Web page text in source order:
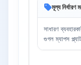
মূল্য নির্ধারণ
সাধারণ
গুগল ম্যাপস